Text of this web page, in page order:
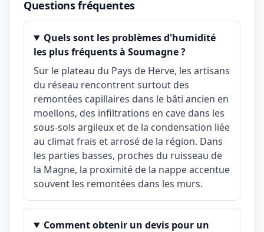
Questions fréquentes
Quels sont les problèmes d'humidité
les plus fréquents à Soumagne ?
Sur le plateau du Pays de Herve, les artisans
du réseau rencontrent surtout des
remontées capillaires dans le bâti ancien en
moellons, des infiltrations en cave dans les
sous-sols argileux et de la condensation liée
au climat frais et arrosé de la région. Dans
les parties basses, proches du ruisseau de
la Magne, la proximité de la nappe accentue
souvent les remontées dans les murs.
Comment obtenir un devis pour un